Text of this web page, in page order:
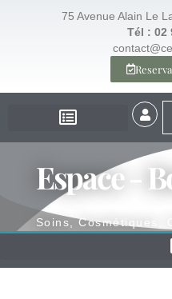
75 Avenue Alain Le
Tél : 02
Espace -
Soins, Cosmétiques,